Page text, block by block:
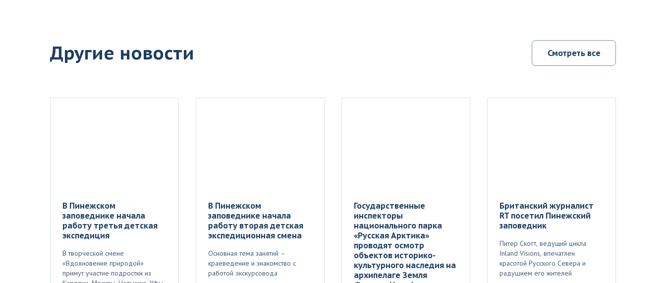
Другие новости Смотреть все
В Пинежском
заповеднике начала
работу третья детская
экспедиция
В творческой смене
«Вдохновение природой»
примут участие подростки из
В Пинежском
заповеднике начала
работу вторая детская
экспедиционная смена
Основная тема занятий –
краеведение и знакомство с
работой экскурсовода
Государственные
инспекторы
национального парка
«Русская Арктика»
проводят осмотр
объектов историко-
культурного наследия на
архипелаге Земля
Британский журналист
RT посетил Пинежский
заповедник
Питер Скотт, ведущий цикла
Inland Visions, впечатлен
красотой Русского Севера и
радушием его жителей